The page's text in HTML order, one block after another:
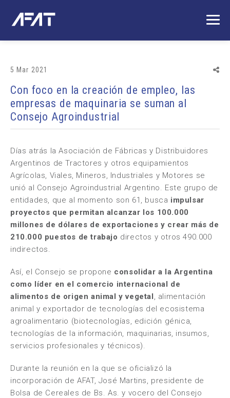
5 Mar 2021
Con foco en la creación de empleo, las
empresas de maquinaria se suman al
Consejo Agroindustrial
Días atrás la Asociación de Fábricas y Distribuidores
Argentinos de Tractores y otros equipamientos
Agrícolas, Viales, Mineros, Industriales y Motores se
unió al Consejo Agroindustrial Argentino. Este grupo de
entidades, que al momento son 61, busca impulsar
proyectos que permitan alcanzar los 100.000
millones de dólares de exportaciones y crear más de
210.000 puestos de trabajo directos y otros 490.000
indirectos.
Así, el Consejo se propone consolidar a la Argentina
como líder en el comercio internacional de
alimentos de origen animal y vegetal, alimentación
animal y exportador de tecnologías del ecosistema
agroalimentario (biotecnologías, edición génica,
tecnologías de la información, maquinarias, insumos,
servicios profesionales y técnicos).
Durante la reunión en la que se oficializó la
incorporación de AFAT, José Martins, presidente de
Bolsa de Cereales de Bs. As. y vocero del Consejo